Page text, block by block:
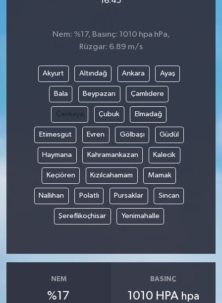
Nem: %17, Basınç: 1010 hpa hPa,
Rüzgar: 6.89 m/s
Akyurt Altındağ Ankara Ayaş
Bala Beypazarı Çamlıdere
Çankaya Çubuk Elmadağ
Etimesgut Evren Gölbaşı Güdül
Haymana Kahramankazan Kalecik
Keçiören Kızılcahamam Mamak
Nallıhan Polatlı Pursaklar Sincan
Şereflikoçhisar Yenimahalle
NEM
%17
BASINÇ
1010 HPA hpa